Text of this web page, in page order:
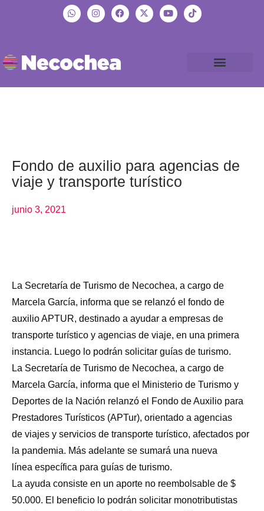
Fondo de auxilio para agencias de
viaje y transporte turístico
junio 3, 2021
La Secretaría de Turismo de Necochea, a cargo de
Marcela García, informa que se relanzó el fondo de
auxilio APTUR, destinado a ayudar a empresas de
transporte turístico y agencias de viaje, en una primera
instancia. Luego lo podrán solicitar guías de turismo.
La Secretaría de Turismo de Necochea, a cargo de
Marcela García, informa que el Ministerio de Turismo y
Deportes de la Nación relanzó el Fondo de Auxilio para
Prestadores Turísticos (APTur), orientado a agencias
de viajes y servicios de transporte turístico, afectados por
la pandemia. Más adelante se sumará una nueva
línea específica para guías de turismo.
La ayuda consiste en un aporte no reembolsable de $
50.000. El beneficio lo podrán solicitar monotributistas